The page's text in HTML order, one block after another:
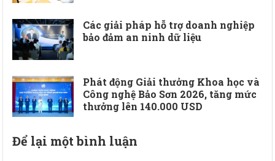
Các giải pháp hỗ trợ doanh nghiệp
bảo đảm an ninh dữ liệu
Phát động Giải thưởng Khoa học và
Công nghệ Bảo Sơn 2026, tăng mức
thưởng lên 140.000 USD
Để lại một bình luận